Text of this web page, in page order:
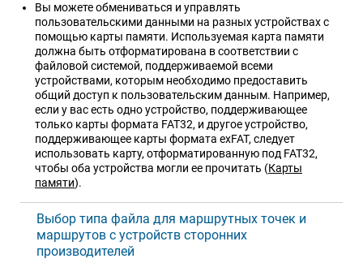
Вы можете обмениваться и управлять
пользовательскими данными на разных устройствах с
помощью карты памяти. Используемая карта памяти
должна быть отформатирована в соответствии с
файловой системой, поддерживаемой всеми
устройствами, которым необходимо предоставить
общий доступ к пользовательским данным. Например,
если у вас есть одно устройство, поддерживающее
только карты формата FAT32, и другое устройство,
поддерживающее карты формата exFAT, следует
использовать карту, отформатированную под FAT32,
чтобы оба устройства могли ее прочитать (Карты
памяти).
Выбор типа файла для маршрутных точек и
маршрутов с устройств сторонних
производителей